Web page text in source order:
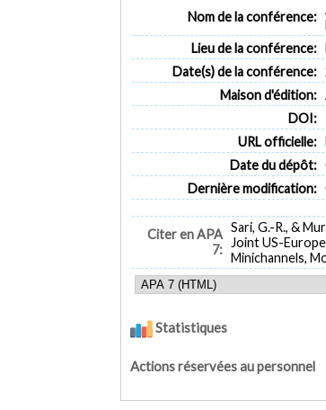
Nom de la conférence:
Lieu de la conférence:
Date(s) de la conférence:
Maison d'édition:
DOI:
URL officielle:
Date du dépôt:
Dernière modification:
Citer en APA
7:
Sari, G.-R., &
Joint US-
Minichannels,
Statistiques
Actions réservées au personnel